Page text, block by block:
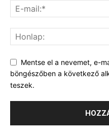
Mentse el a nevemet, e-
böngészőben a következő
teszek.